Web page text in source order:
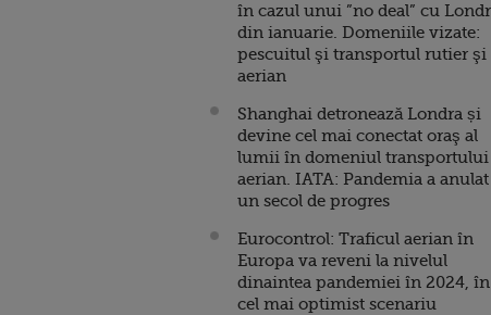
în cazul unui ”no deal” cu
din ianuarie. Domeniile vizate:
pescuitul şi transportul rutier şi
aerian
Shanghai detronează Londra și
devine cel mai conectat oraş al
lumii în domeniul transportului
aerian. IATA: Pandemia a anulat
un secol de progres
Eurocontrol: Traficul aerian în
Europa va reveni la nivelul
dinaintea pandemiei în 2024, în
cel mai optimist scenariu